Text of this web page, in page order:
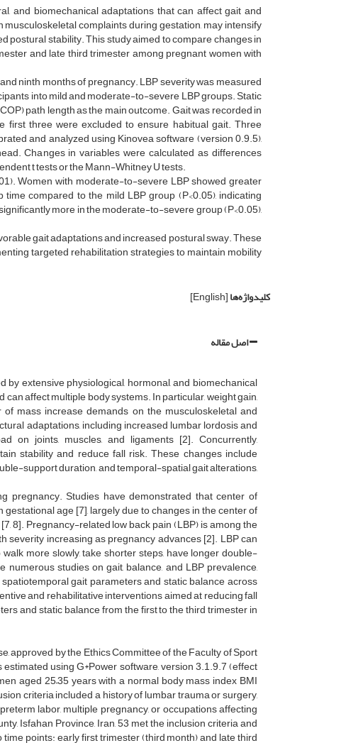
and biomechanical adaptations that can affect gait and
complaints during gestation, may intensify
postural stability. This study aimed to compare changes in
and late third trimester among pregnant women with
ninth months of pregnancy. LBP severity was measured
into mild and moderate-to-severe LBP groups. Static
path length as the main outcome. Gait was recorded in
first three were excluded to ensure habitual gait. Three
and analyzed using Kinovea software (version 0.9.5),
Changes in variables were calculated as differences
t tests or the Mann-Whitney U tests.
Women with moderate-to-severe LBP showed greater
compared to the mild LBP group (P<0.05), indicating
more in the moderate-to-severe group (P<0.05),
gait adaptations and increased postural sway. These
targeted rehabilitation strategies to maintain mobility
کلیدواژه‌ها[English]
اصل مقاله
by extensive physiological, hormonal, and biomechanical
affect multiple body systems. In particular, weight gain,
mass increase demands on the musculoskeletal and
adaptations, including increased lumbar lordosis and
on joints, muscles, and ligaments [2]. Concurrently,
stability and reduce fall risk. These changes include
support duration, and temporal-spatial gait alterations,
pregnancy. Studies have demonstrated that center of
age [7], largely due to changes in the center of
8]. Pregnancy-related low back pain (LBP) is among the
severity increasing as pregnancy advances [2]. LBP can
more slowly, take shorter steps, have longer double-
studies on gait, balance, and LBP prevalence,
gait parameters and static balance across
and rehabilitative interventions aimed at reducing fall
and static balance from the first to the third trimester in
approved by the Ethics Committee of the Faculty of Sport
using G*Power software, version 3.1.9.7 (effect
aged 25–35 years with a normal body mass index BMI
criteria included a history of lumbar trauma or surgery,
labor, multiple pregnancy, or occupations affecting
Isfahan Province, Iran, 53 met the inclusion criteria and
points: early first trimester (third month) and late third